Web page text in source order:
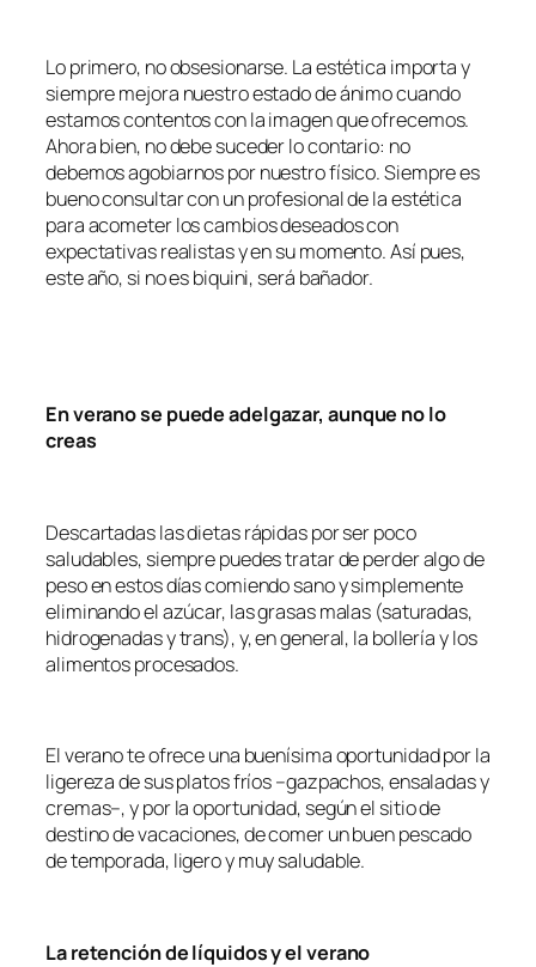
Lo primero, no obsesionarse. La estética importa y
siempre mejora nuestro estado de ánimo cuando
estamos contentos con la imagen que ofrecemos.
Ahora bien, no debe suceder lo contario: no
debemos agobiarnos por nuestro físico. Siempre es
bueno consultar con un profesional de la estética
para acometer los cambios deseados con
expectativas realistas y en su momento. Así pues,
este año, si no es biquini, será bañador.
En verano se puede adelgazar, aunque no lo
creas
Descartadas las dietas rápidas por ser poco
saludables, siempre puedes tratar de perder algo de
peso en estos días comiendo sano y simplemente
eliminando el azúcar, las grasas malas (saturadas,
hidrogenadas y trans), y, en general, la bollería y los
alimentos procesados.
El verano te ofrece una buenísima oportunidad por la
ligereza de sus platos fríos –gazpachos, ensaladas y
cremas–, y por la oportunidad, según el sitio de
destino de vacaciones, de comer un buen pescado
de temporada, ligero y muy saludable.
La retención de líquidos y el verano